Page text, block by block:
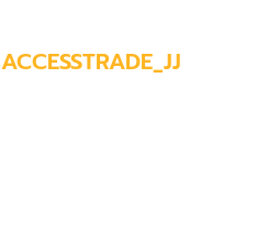
ACCESSTRADE_JJ